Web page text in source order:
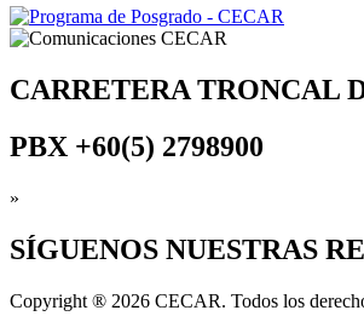
CARRETERA TRONCAL
PBX +60(5) 2798900
»
SÍGUENOS NUESTRAS
Copyright ® 2026 CECAR. Todos los